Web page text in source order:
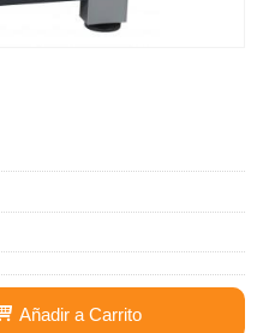
Añadir a Carrito